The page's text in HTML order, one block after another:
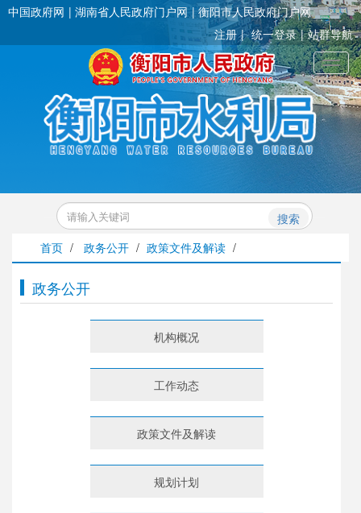
中国政府网 湖南省人民政府门户网
衡阳市人民政府门户网
注册
统一登录 站群导航
搜索
首页 / 政务公开 / 政策文件及解读 /
政务公开
机构概况
工作动态
政策文件及解读
规划计划